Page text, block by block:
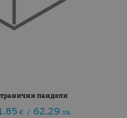
пандели
€ / 62.29 лв.